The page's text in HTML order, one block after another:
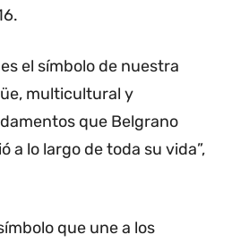
el símbolo de nuestra
multicultural y
que Belgrano
a lo largo de toda su vida”,
que une a los